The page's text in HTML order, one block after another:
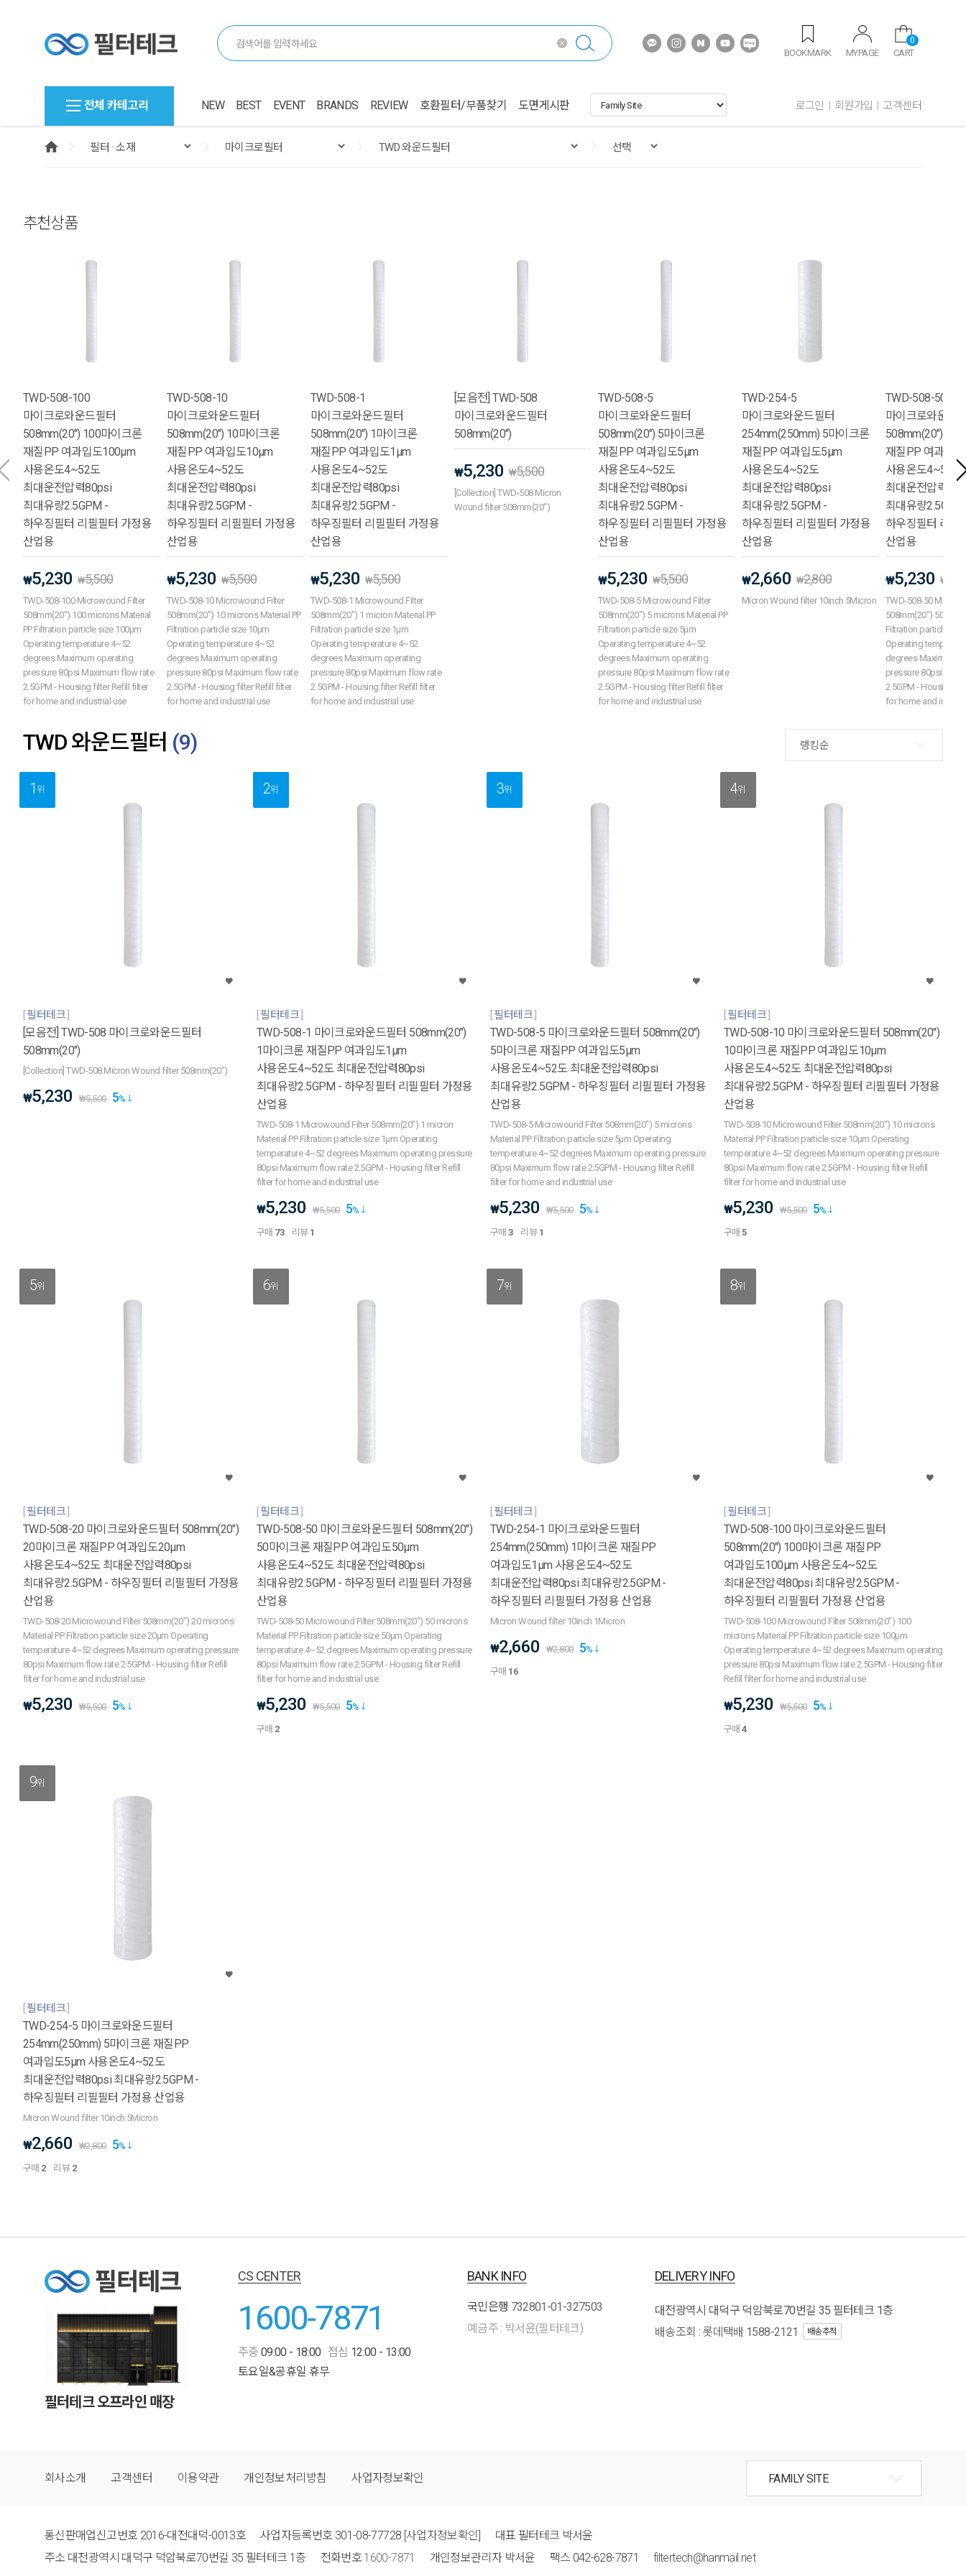
BOOKMARK MYPAGE CART
0
전체 카테고리 NEW BEST EVENT BRANDS REVIEW 호환필터/부품찾기 도면게시판 로그인 회원가입 고객센터
추천상품
TWD-508-100
마이크로와운드필터
508mm(20") 100마이크론
재질PP 여과입도100μm
사용온도4~52도
최대운전압력80psi
최대유량2.5GPM -
하우징필터 리필필터 가정용
산업용
₩5,230 ₩5,500
TWD-508-100 Microwound Filter
508mm(20") 100 microns Material
PP Filtration particle size 100μm
Operating temperature 4~52
degrees Maximum operating
pressure 80psi Maximum flow rate
2.5GPM - Housing filter Refill filter
for home and industrial use
TWD-508-10
마이크로와운드필터
508mm(20") 10마이크론
재질PP 여과입도10μm
사용온도4~52도
최대운전압력80psi
최대유량2.5GPM -
하우징필터 리필필터 가정용
산업용
₩5,230 ₩5,500
TWD-508-10 Microwound Filter
508mm(20") 10 microns Material PP
Filtration particle size 10μm
Operating temperature 4~52
degrees Maximum operating
pressure 80psi Maximum flow rate
2.5GPM - Housing filter Refill filter
for home and industrial use
TWD-508-1
마이크로와운드필터
508mm(20") 1마이크론
재질PP 여과입도1μm
사용온도4~52도
최대운전압력80psi
최대유량2.5GPM -
하우징필터 리필필터 가정용
산업용
₩5,230 ₩5,500
TWD-508-1 Microwound Filter
508mm(20") 1 micron Material PP
Filtration particle size 1μm
Operating temperature 4~52
degrees Maximum operating
pressure 80psi Maximum flow rate
2.5GPM - Housing filter Refill filter
for home and industrial use
[모음전] TWD-508
마이크로와운드필터
508mm(20")
₩5,230 ₩5,500
[Collection] TWD-508 Micron
Wound filter 508mm(20")
TWD-508-5
마이크로와운드필터
508mm(20") 5마이크론
재질PP 여과입도5μm
사용온도4~52도
최대운전압력80psi
최대유량2.5GPM -
하우징필터 리필필터 가정용
산업용
₩5,230 ₩5,500
TWD-508-5 Microwound Filter
508mm(20") 5 microns Material PP
Filtration particle size 5μm
Operating temperature 4~52
degrees Maximum operating
pressure 80psi Maximum flow rate
2.5GPM - Housing filter Refill filter
for home and industrial use
TWD-254-5
마이크로와운드필터
254mm(250mm) 5마이크론
재질PP 여과입도5μm
사용온도4~52도
최대운전압력80psi
최대유량2.5GPM -
하우징필터 리필필터 가정용
산업용
₩2,660 ₩2,800
Micron Wound filter 10inch 5Micron
TWD-508-50
마이크로와운드
508mm(20") 50
재질PP 여과입
사용온도4~52도
최대운전압력
최대유량
하우징필터 리필
산업용
₩5,230 ₩
TWD-508-50
508mm(20") 50
Filtration particle
Operating
degrees Maximum
pressure 80psi
2.5GPM - Housing
for home and
TWD 와운드필터 (9) 랭킹순
1위
필터테크
[모음전] TWD-508 마이크로와운드필터
508mm(20")
[Collection] TWD-508 Micron Wound filter 508mm(20")
₩5,230 ₩5,500 5%
2위
필터테크
TWD-508-1 마이크로와운드필터 508mm(20")
1마이크론 재질PP 여과입도1μm
사용온도4~52도 최대운전압력80psi
최대유량2.5GPM - 하우징필터 리필필터 가정용
산업용
TWD-508-1 Microwound Filter 508mm(20") 1 micron
Material PP Filtration particle size 1μm Operating
temperature 4~52 degrees Maximum operating pressure
80psi Maximum flow rate 2.5GPM - Housing filter Refill
filter for home and industrial use
₩5,230 ₩5,500 5%
구매 73 리뷰 1
3위
필터테크
TWD-508-5 마이크로와운드필터 508mm(20")
5마이크론 재질PP 여과입도5μm
사용온도4~52도 최대운전압력80psi
최대유량2.5GPM - 하우징필터 리필필터 가정용
산업용
TWD-508-5 Microwound Filter 508mm(20") 5 microns
Material PP Filtration particle size 5μm Operating
temperature 4~52 degrees Maximum operating pressure
80psi Maximum flow rate 2.5GPM - Housing filter Refill
filter for home and industrial use
₩5,230 ₩5,500 5%
구매3 리뷰 1
4위
필터테크
TWD-508-10 마이크로와운드필터 508mm(20")
10마이크론 재질PP 여과입도10μm
사용온도4~52도 최대운전압력80psi
최대유량2.5GPM - 하우징필터 리필필터 가정용
산업용
TWD-508-10 Microwound Filter 508mm(20") 10 microns
Material PP Filtration particle size 10μm Operating
temperature 4~52 degrees Maximum operating pressure
80psi Maximum flow rate 2.5GPM - Housing filter Refill
filter for home and industrial use
₩5,230 ₩5,500 5%
구매5
5위
필터테크
TWD-508-20 마이크로와운드필터 508mm(20")
20마이크론 재질PP 여과입도20μm
사용온도4~52도 최대운전압력80psi
최대유량2.5GPM - 하우징필터 리필필터 가정용
산업용
TWD-508-20 Microwound Filter 508mm(20") 20 microns
Material PP Filtration particle size 20μm Operating
temperature 4~52 degrees Maximum operating pressure
80psi Maximum flow rate 2.5GPM - Housing filter Refill
filter for home and industrial use
₩5,230 ₩5,500 5%
6위
필터테크
TWD-508-50 마이크로와운드필터 508mm(20")
50마이크론 재질PP 여과입도50μm
사용온도4~52도 최대운전압력80psi
최대유량2.5GPM - 하우징필터 리필필터 가정용
산업용
TWD-508-50 Microwound Filter 508mm(20") 50 microns
Material PP Filtration particle size 50μm Operating
temperature 4~52 degrees Maximum operating pressure
80psi Maximum flow rate 2.5GPM - Housing filter Refill
filter for home and industrial use
₩5,230 ₩5,500 5%
구매 2
7위
필터테크
TWD-254-1 마이크로와운드필터
254mm(250mm) 1마이크론 재질PP
여과입도1μm 사용온도4~52도
최대운전압력80psi 최대유량2.5GPM -
하우징필터 리필필터 가정용 산업용
Micron Wound filter 10inch 1Micron
₩2,660 ₩2,800 5%
구매 16
8위
필터테크
TWD-508-100 마이크로와운드필터
508mm(20") 100마이크론 재질PP
여과입도100μm 사용온도4~52도
최대운전압력80psi 최대유량2.5GPM -
하우징필터 리필필터 가정용 산업용
TWD-508-100 Microwound Filter 508mm(20") 100
microns Material PP Filtration particle size 100μm
Operating temperature 4~52 degrees Maximum operating
pressure 80psi Maximum flow rate 2.5GPM - Housing filter
Refill filter for home and industrial use
₩5,230 ₩5,500 5%
구매4
9위
필터테크
TWD-254-5 마이크로와운드필터
254mm(250mm) 5마이크론 재질PP
여과입도5μm 사용온도4~52도
최대운전압력80psi 최대유량2.5GPM -
하우징필터 리필필터 가정용 산업용
Micron Wound filter 10inch 5Micron
₩2,660 ₩2,800 5%
구매 2 리뷰 2
필터테크 오프라인 매장
CS CENTER
1600-7871
주중 09:00 - 18:00 점심 12:00 - 13:00
토요일&공휴일 휴무
BANK INFO
국민은행 732801-01-327503
예금주 : 박서윤(필터테크)
DELIVERY INFO
대전광역시 대덕구 덕암북로70번길 35 필터테크 1층
배송조회 : 롯데택배 1588-2121
배송추적
회사소개 고객센터 이용약관 개인정보처리방침 사업자정보확인
통신판매업신고번호 2016-대전대덕-0013호 사업자등록번호 301-08-77728 [사업자정보확인] 대표 필터테크 박서윤
주소 대전광역시 대덕구 덕암북로70번길 35 필터테크 1층 전화번호 1600-7871 개인정보관리자 박서윤 팩스 042-628-7871 filtertech@hanmail.net